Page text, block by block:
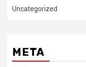
Uncategorized
META